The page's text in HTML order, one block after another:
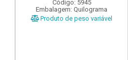
Código: 5945
Embalagem: Quilograma
Produto de peso variável